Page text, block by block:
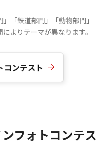
「鉄道部門」「動物部門」
よりテーマが異なります。
コンテスト
フォトコンテス